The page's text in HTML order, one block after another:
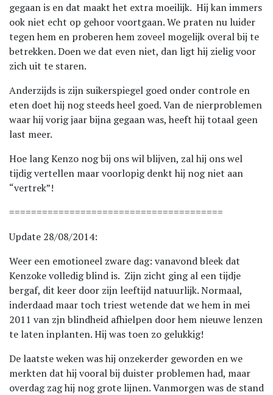
gegaan is en dat maakt het extra moeilijk. Hij kan immers
ook niet echt op gehoor voortgaan. We praten nu luider
tegen hem en proberen hem zoveel mogelijk overal bij te
betrekken. Doen we dat even niet, dan ligt hij zielig voor
zich uit te staren.
Anderzijds is zijn suikerspiegel goed onder controle en
eten doet hij nog steeds heel goed. Van de nierproblemen
waar hij vorig jaar bijna gegaan was, heeft hij totaal geen
last meer.
Hoe lang Kenzo nog bij ons wil blijven, zal hij ons wel
tijdig vertellen maar voorlopig denkt hij nog niet aan
“vertrek”!
=======================================
Update 28/08/2014:
Weer een emotioneel zware dag: vanavond bleek dat
Kenzoke volledig blind is. Zijn zicht ging al een tijdje
bergaf, dit keer door zijn leeftijd natuurlijk. Normaal,
inderdaad maar toch triest wetende dat we hem in mei
2011 van zjn blindheid afhielpen door hem nieuwe lenzen
te laten inplanten. Hij was toen zo gelukkig!
De laatste weken was hij onzekerder geworden en we
merkten dat hij vooral bij duister problemen had, maar
overdag zag hij nog grote lijnen. Vanmorgen was de stand